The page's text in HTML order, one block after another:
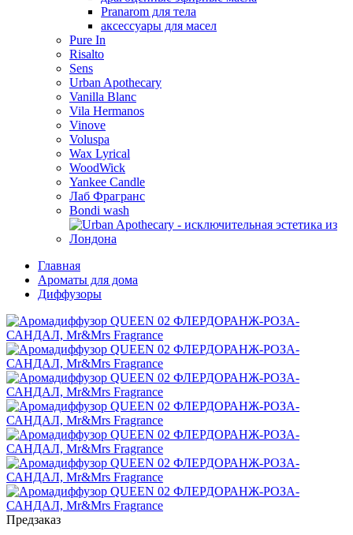
Pranarom для тела
аксессуары для масел
Pure In
Risalto
Sens
Urban Apothecary
Vanilla Blanc
Vila Hermanos
Vinove
Voluspa
Wax Lyrical
WoodWick
Yankee Candle
Лаб Фрагранс
Bondi wash
Главная
Ароматы для дома
Диффузоры
Предзаказ